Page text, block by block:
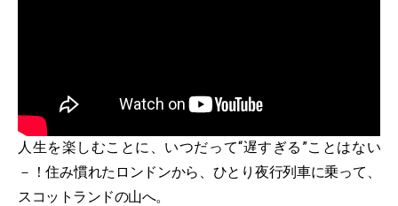
人生を楽しむことに、いつだって“遅すぎる”ことはない
－！住み慣れたロンドンから、ひとり夜行列車に乗って、
スコットランドの山へ。